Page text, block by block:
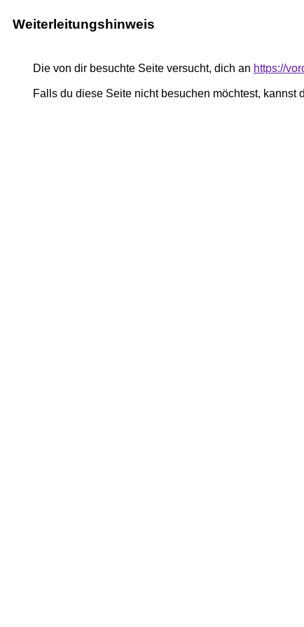
Weiterleitungshinweis
Die von dir besuchte Seite versucht, dich an https://
Falls du diese Seite nicht besuchen möchtest, kannst